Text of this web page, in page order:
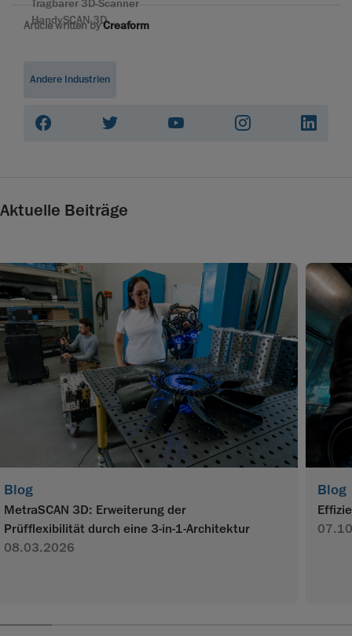
Tragbarer 3D-Scanner
HandySCAN 3D
Article written byCreaform
Andere Industrien
Aktuelle Beiträge
Blog
MetraSCAN 3D: Erweiterung der
Prüfflexibilität durch eine 3-in-1-Architektur
08.03.2026
Blog